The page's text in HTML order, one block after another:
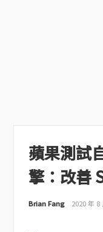
蘋果測試
擎：改善
Brian Fang 2020 年 8